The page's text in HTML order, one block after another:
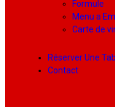
Formule
Menu a
Carte de
Réserver Une
Contact